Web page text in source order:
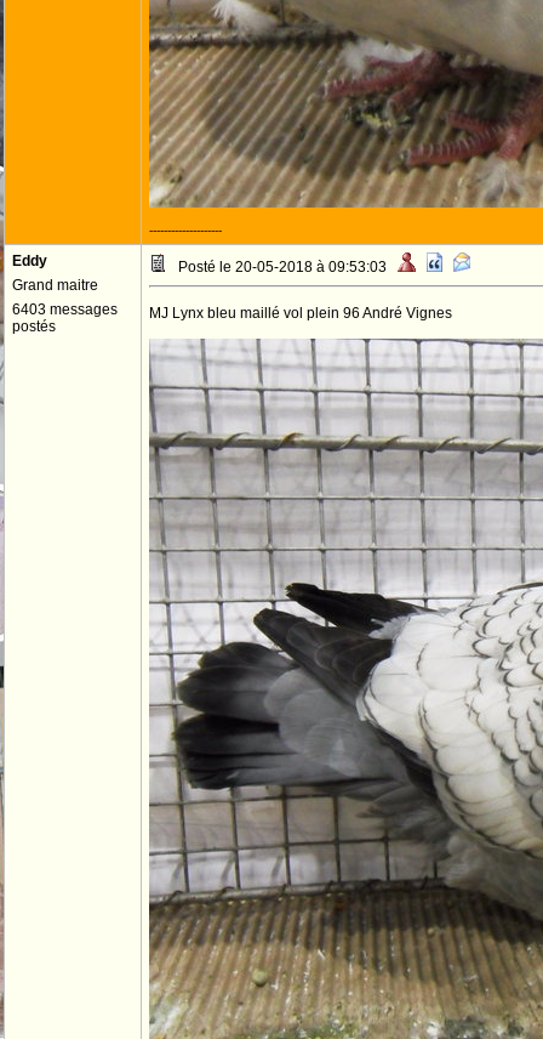
--------------------
Eddy
Grand maitre
6403 messages
postés
Posté le 20-05-2018 à 09:53:03
MJ Lynx bleu maillé vol plein 96 André Vignes